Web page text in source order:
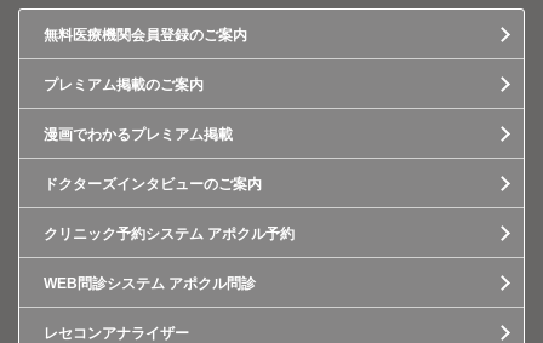
無料医療機関会員登録のご案内
プレミアム掲載のご案内
漫画でわかるプレミアム掲載
ドクターズインタビューのご案内
クリニック予約システム アポクル予約
WEB問診システム アポクル問診
レセコンアナライザー